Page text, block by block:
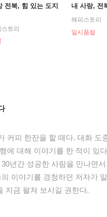
전북, 힘 있는 도지
토리
내 사랑, 전
해피스토리
일시품절
커피 한잔을 할 때다. 대화
에 대해 이야기를 한 적이 있
년간 성공한 사람을 만나면
이야기를 경청하던 저자가
지금 펼쳐 보시길 권한다.